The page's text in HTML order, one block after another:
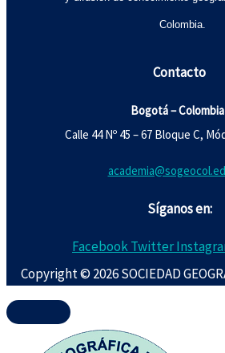
Colombia.
Contacto
Bogotá – Colombia
Calle 44 Nº 45 – 67 Bloque C,
Síganos en:
FacebookTwitter
Copyright © 2026 SOCIEDAD